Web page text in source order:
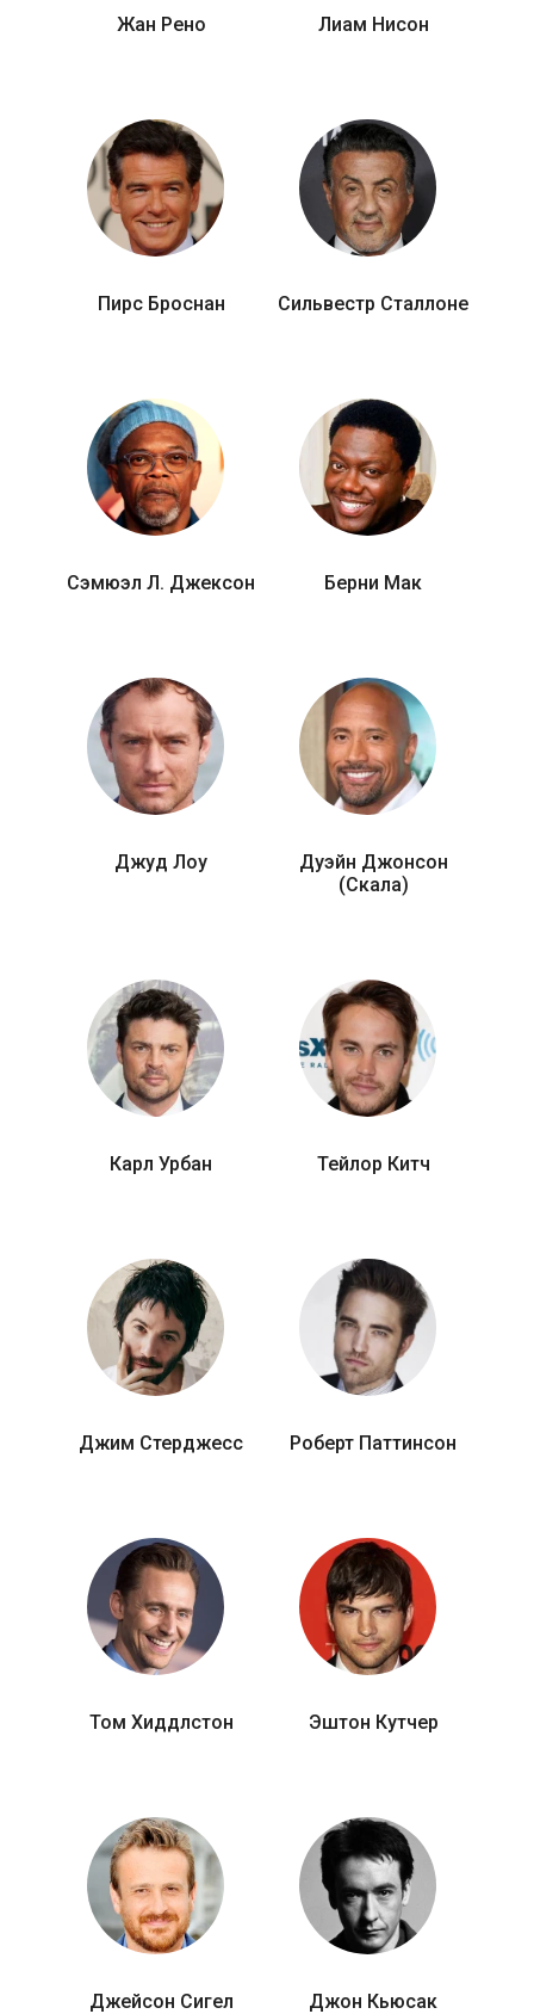
Жан Рено Лиам Нисон
Пирс Броснан Сильвестр Сталлоне
Сэмюэл Л. Джексон Берни Мак
Джуд Лоу
Дуэйн Джонсон
(Скала)
Карл Урбан Тейлор Китч
Джим Стерджесс Роберт Паттинсон
Том Хиддлстон Эштон Кутчер
Джейсон Сигел Джон Кьюсак